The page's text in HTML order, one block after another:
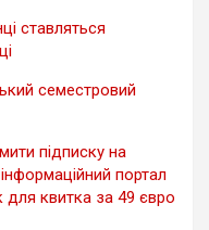
ставляться
семестровий
підписку на
портал
для квитка за 49 євро